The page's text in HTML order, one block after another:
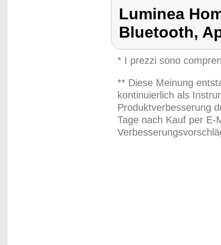
Luminea
Bluetooth,
* I prezzi sono
** Diese Meinung
kontinuierlich als
Produktverbesserung
Tage nach Kauf per E-